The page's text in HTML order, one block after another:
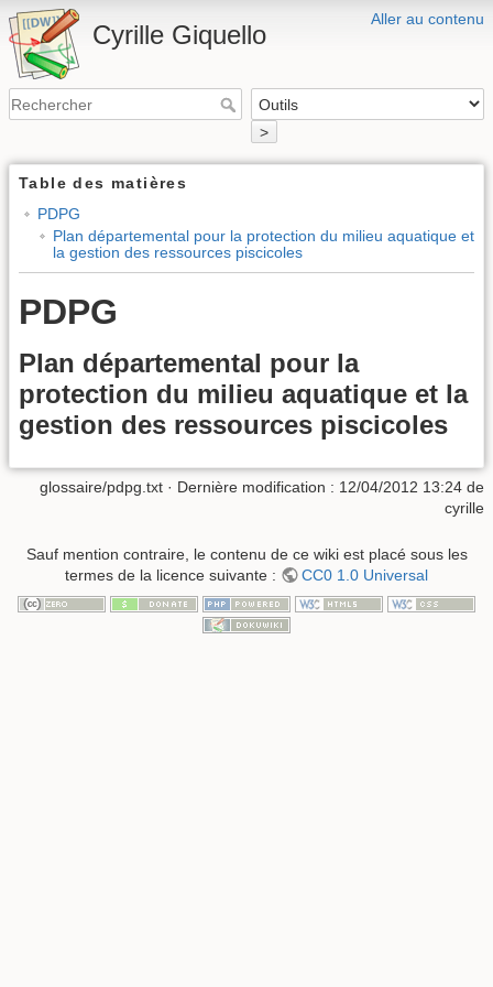
Aller au contenu
Cyrille Giquello
>
Table des matières
PDPG
Plan départemental pour la protection du milieu aquatique et
la gestion des ressources piscicoles
PDPG
Plan départemental pour la
protection du milieu aquatique et la
gestion des ressources piscicoles
glossaire/pdpg.txt · Dernière modification : 12/04/2012 13:24 de
cyrille
Sauf mention contraire, le contenu de ce wiki est placé sous les
termes de la licence suivante :
CC0 1.0 Universal